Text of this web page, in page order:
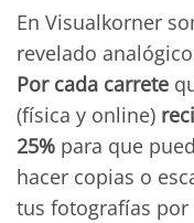
En Visualkorner
revelado
Por cada carrete
(física y online)
25% para que
hacer copias o
tus fotografías por